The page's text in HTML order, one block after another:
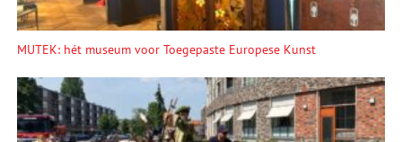
MUTEK: hét museum voor Toegepaste Europese Kunst